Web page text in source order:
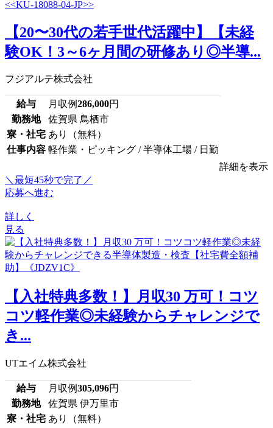
【20〜30代の若手世代活躍中】【未経
験OK！3～6ヶ月間の研修あり◎半導...
フジアルテ株式会社
給与 月収例286,000円
勤務地
佐賀県 鳥栖市
寮・社宅 あり（無料）
仕事内容 軽作業・ピッキング / 半導体工場 / 日勤
詳細を表示
＼最短45秒で完了／
応募へ進む
詳しく
見る
【入社特典多数！】月収30 万可！コツ
コツ軽作業◎未経験からチャレンジで
き...
UTエイム株式会社
給与 月収例305,096円
勤務地
佐賀県 伊万里市
寮・社宅 あり（無料）